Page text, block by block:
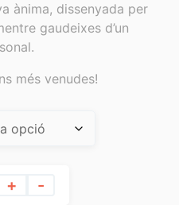
ànima, dissenyada per
gaudeixes d’un
més venudes!
+ -